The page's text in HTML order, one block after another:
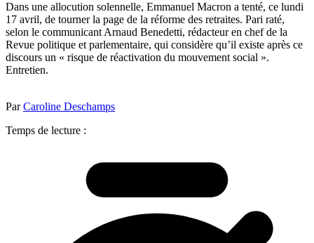
Dans une allocution solennelle, Emmanuel Macron a tenté, ce lundi
17 avril, de tourner la page de la réforme des retraites. Pari raté,
selon le communicant Arnaud Benedetti, rédacteur en chef de la
Revue politique et parlementaire, qui considère qu’il existe après ce
discours un « risque de réactivation du mouvement social ».
Entretien.
ParCaroline Deschamps
Temps de lecture :